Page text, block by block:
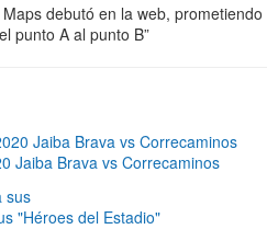
debutó en la web, prometiendo
punto A al punto B”
Jaiba Brava vs Correcaminos
"Héroes del Estadio"